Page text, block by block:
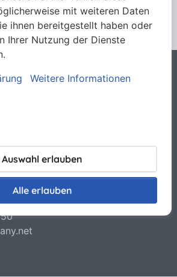
KG
mit weiteren Daten
ihnen bereitgestellt haben oder
Ihrer Nutzung der Dienste
Weitere Informationen
Auswahl erlauben
Alle erlauben